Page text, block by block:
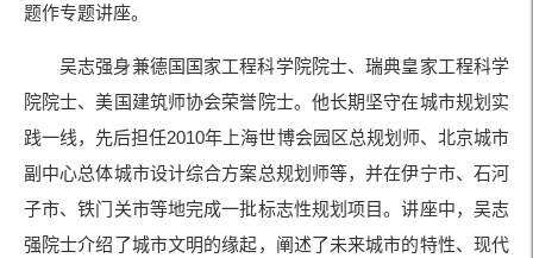
题作专题讲座。
吴志强身兼德国国家工程科学院院士、瑞典皇家工程科学
院院士、美国建筑师协会荣誉院士。他长期坚守在城市规划实
践一线，先后担任2010年上海世博会园区总规划师、北京城市
副中心总体城市设计综合方案总规划师等，并在伊宁市、石河
子市、铁门关市等地完成一批标志性规划项目。讲座中，吴志
强院士介绍了城市文明的缘起，阐述了未来城市的特性、现代